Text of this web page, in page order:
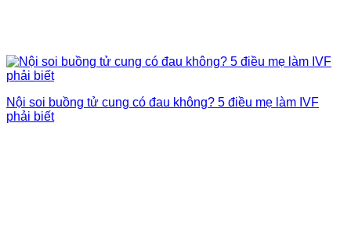
Nội soi buồng tử cung có đau không? 5 điều mẹ làm IVF
phải biết